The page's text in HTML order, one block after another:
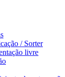
/ Sorter
livre